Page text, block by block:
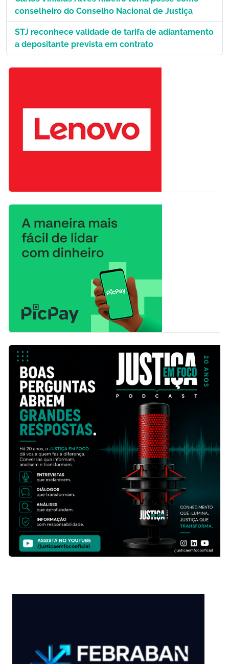
conselheiro do Conselho Nacional de Justiça
STJ reconhece validade de tarifa de adiantamento
a depositante prevista em contrato